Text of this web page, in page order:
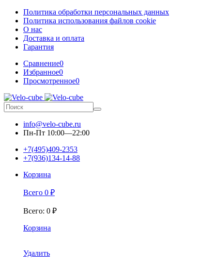
Политика обработки персональных данных
Политика использования файлов cookie
О нас
Доставка и оплата
Гарантия
Сравнение0
Избранное0
Просмотренное0
info@velo-cube.ru
Пн-Пт 10:00—22:00
+7(495)409-2353
+7(936)134-14-88
Корзина
Всего 0 ₽
Всего: 0 ₽
Корзина
Удалить